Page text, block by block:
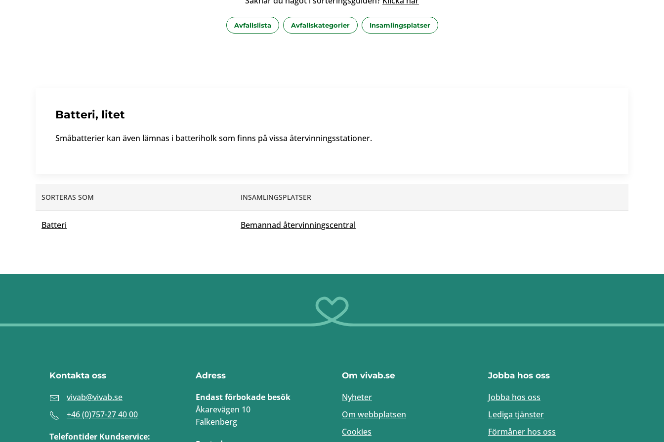
Avfallslista Avfallskategorier Insamlingsplatser
Batteri, litet
Småbatterier kan även lämnas i batteriholk som finns på vissa återvinningsstationer.
SORTERAS SOM INSAMLINGSPLATSER
Batteri Bemannad återvinningscentral
Kontakta oss
vivab@vivab.se
+46 (0)757-27 40 00
Telefontider Kundservice:
Adress
Endast förbokade besök
Åkarevägen 10
Falkenberg
Om vivab.se
Nyheter
Om webbplatsen
Cookies
Jobba hos oss
Jobba hos oss
Lediga tjänster
Förmåner hos oss